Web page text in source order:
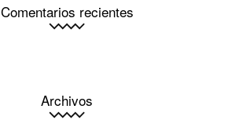
Comentarios recientes
Archivos